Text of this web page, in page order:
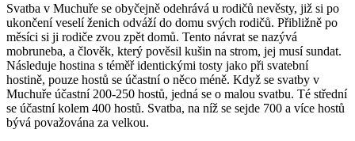
Svatba v Muchuře se obyčejně odehrává u rodičů nevěsty, již si po
ukončení veselí ženich odváží do domu svých rodičů. Přibližně po
měsíci si ji rodiče zvou zpět domů. Tento návrat se nazývá
mobruneba, a člověk, který pověsil kušin na strom, jej musí sundat.
Následuje hostina s téměř identickými tosty jako při svatební
hostině, pouze hostů se účastní o něco méně. Když se svatby v
Muchuře účastní 200-250 hostů, jedná se o malou svatbu. Té střední
se účastní kolem 400 hostů. Svatba, na níž se sejde 700 a více hostů
bývá považována za velkou.